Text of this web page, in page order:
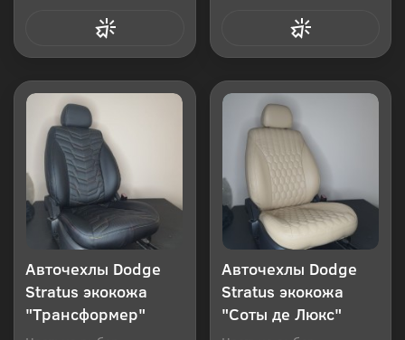
Авточехлы Dodge
Stratus экокожа
"Трансформер"
Авточехлы Dodge
Stratus экокожа
"Соты де Люкс"